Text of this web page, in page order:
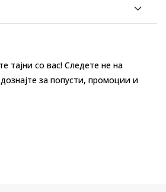
тајни со вас! Следете не на
за попусти, промоции и